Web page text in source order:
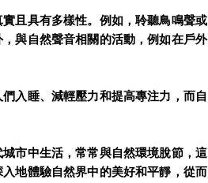
且具有多樣性。例如，聆聽鳥鳴聲或
與自然聲音相關的活動，例如在戶外
入睡、減輕壓力和提高專注力，而自
市中生活，常常與自然環境脫節，這
地體驗自然界中的美好和平靜，從而